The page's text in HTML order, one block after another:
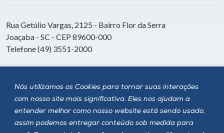
Nós utilizamos os Cookies para tornar suas interações
com nosso site mais significativa. Eles nos ajudam a
entender melhor como nosso website está sendo usado,
assim podemos entregar conteúdo sob medida para
Rua Getúlio Vargas, 2125 - Bairro Flor da Serra
Joaçaba - SC - CEP 89600-000
Telefone (49) 3551-2000
Siga a Unoesc